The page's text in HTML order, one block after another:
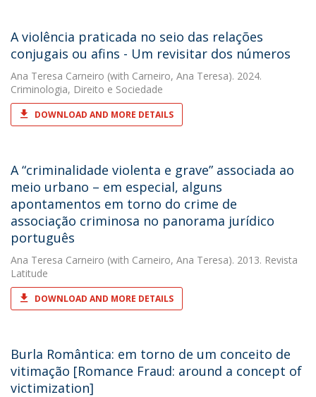
A violência praticada no seio das relações
conjugais ou afins - Um revisitar dos números
Ana Teresa Carneiro (with Carneiro, Ana Teresa). 2024.
Criminologia, Direito e Sociedade
DOWNLOAD AND MORE DETAILS
A “criminalidade violenta e grave” associada ao
meio urbano – em especial, alguns
apontamentos em torno do crime de
associação criminosa no panorama jurídico
português
Ana Teresa Carneiro (with Carneiro, Ana Teresa). 2013. Revista
Latitude
DOWNLOAD AND MORE DETAILS
Burla Romântica: em torno de um conceito de
vitimação [Romance Fraud: around a concept of
victimization]